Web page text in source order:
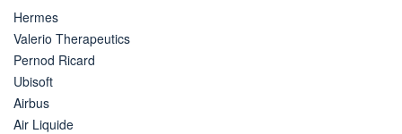
Hermes
Valerio Therapeutics
Pernod Ricard
Ubisoft
Airbus
Air Liquide